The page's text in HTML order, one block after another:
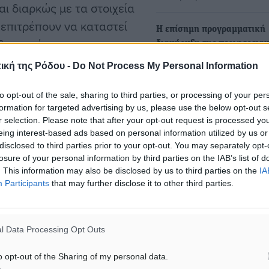
της Ρόδου - Do Not Process My Personal Information
opt-out of the sale, sharing to third parties, or processing of your
for targeted advertising by us, please use the below opt-out
selection. Please note that after your opt-out request is processed
interest-based ads based on personal information utilized by us
to third parties prior to your opt-out. You may separately
of your personal information by third parties on the IAB’s list of
This information may also be disclosed by us to third parties on the
Participants that may further disclose it to other third parties.
Data Processing Opt Outs
opt-out of the Sharing of my personal data.
διαρκώς με τα στοιχεία
να καταστεί
να
και παραταξιακές
ευρύτερες
Η επίσημη προγραμματική
διακήρυξη της
στο Νότιο Αιγαίο»
Η επίσημη
ΔΙΑΚΗΡΥΞΗ της
παράταξης «Ανοιχτοί
στο Νότιο Αιγαίο»…
"Θέατρο του Παραλόγου,
άρνηση της Δημοτικής
Δημοτικής Παράταξης Με
για τη Ρόδο…